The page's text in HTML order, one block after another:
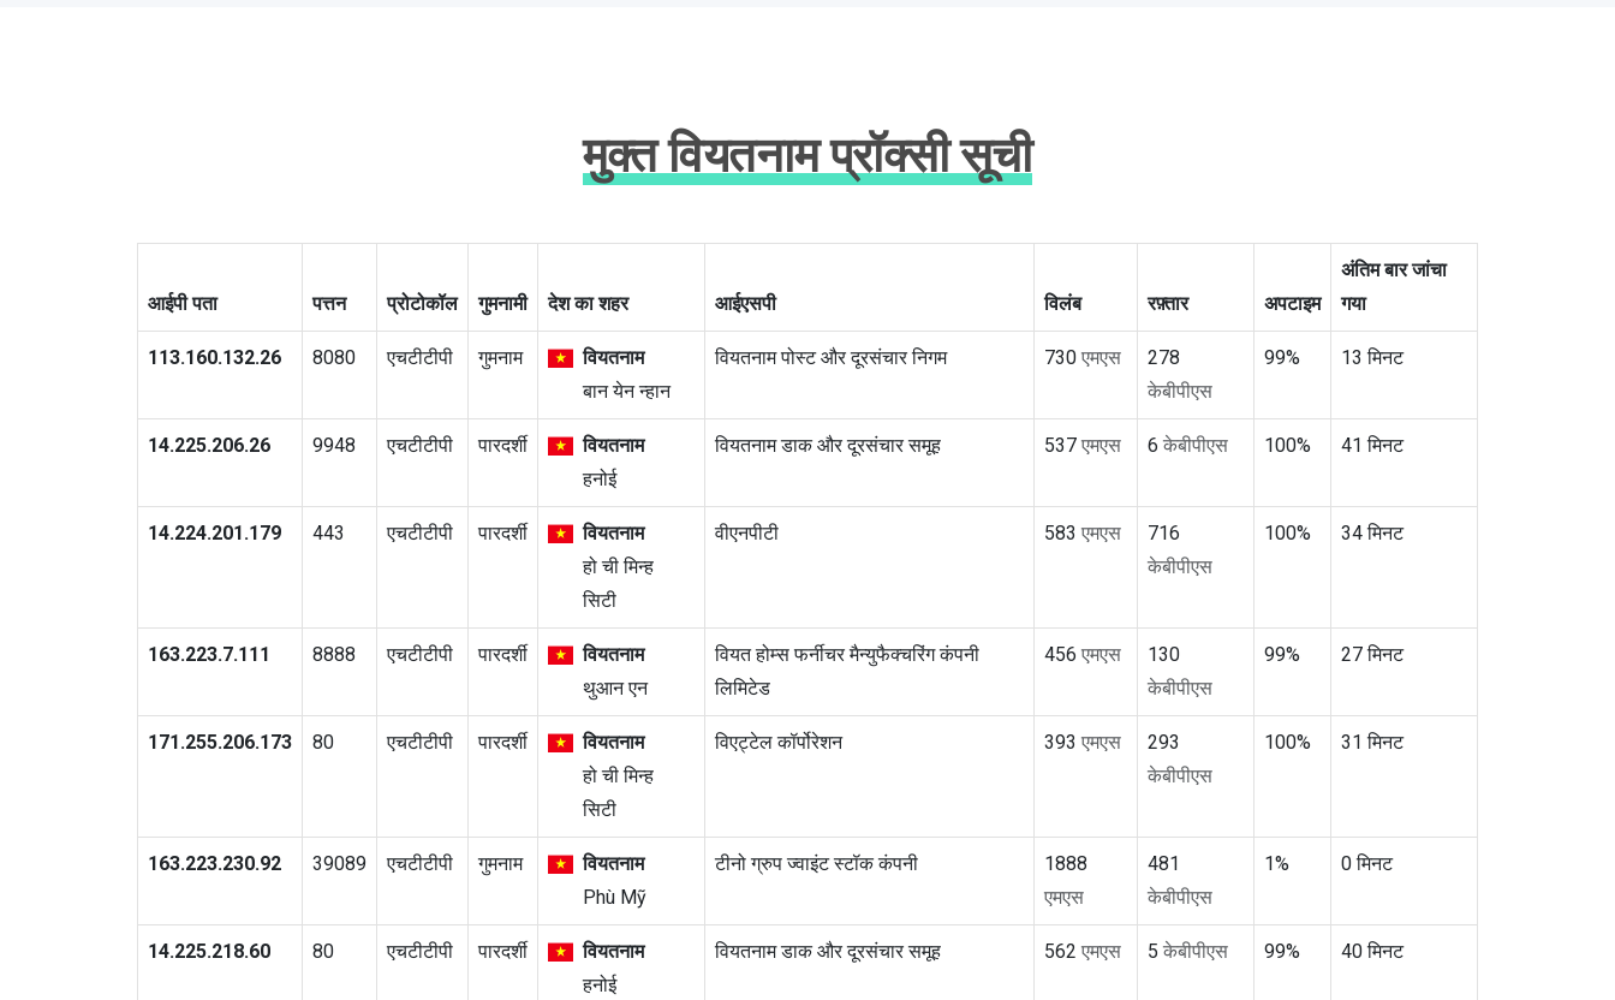
मुक्त वियतनाम प्रॉक्सी सूची
आईपी पता पत्तन प्रोटोकॉल गुमनामी देश का शहर आईएसपी विलंब रफ़्तार अपटाइम
अंतिम बार जांचा
गया
113.160.132.26 8080 एचटीटीपी गुमनाम
वियतनाम
बान येन न्हान
वियतनाम पोस्ट और दूरसंचार निगम 730 एमएस
278
केबीपीएस
99% 13 मिनट
14.225.206.26 9948 एचटीटीपी पारदर्शी
वियतनाम
हनोई
वियतनाम डाक और दूरसंचार समूह 537 एमएस 6 केबीपीएस 100% 41 मिनट
14.224.201.179 443 एचटीटीपी पारदर्शी
वियतनाम
हो ची मिन्ह
सिटी
वीएनपीटी 583 एमएस
716
केबीपीएस
100% 34 मिनट
163.223.7.111 8888 एचटीटीपी पारदर्शी
वियतनाम
थुआन एन
वियत होम्स फर्नीचर मैन्युफैक्चरिंग कंपनी
लिमिटेड
456 एमएस
130
केबीपीएस
99% 27 मिनट
171.255.206.173 80 एचटीटीपी पारदर्शी
वियतनाम
हो ची मिन्ह
सिटी
विएट्टेल कॉर्पोरेशन 393 एमएस
293
केबीपीएस
100% 31 मिनट
163.223.230.92 39089 एचटीटीपी गुमनाम
वियतनाम
Phù Mỹ
टीनो ग्रुप ज्वाइंट स्टॉक कंपनी
1888
एमएस
481
केबीपीएस
1% 0 मिनट
14.225.218.60 80 एचटीटीपी पारदर्शी
वियतनाम
हनोई
वियतनाम डाक और दूरसंचार समूह 562 एमएस 5 केबीपीएस 99% 40 मिनट